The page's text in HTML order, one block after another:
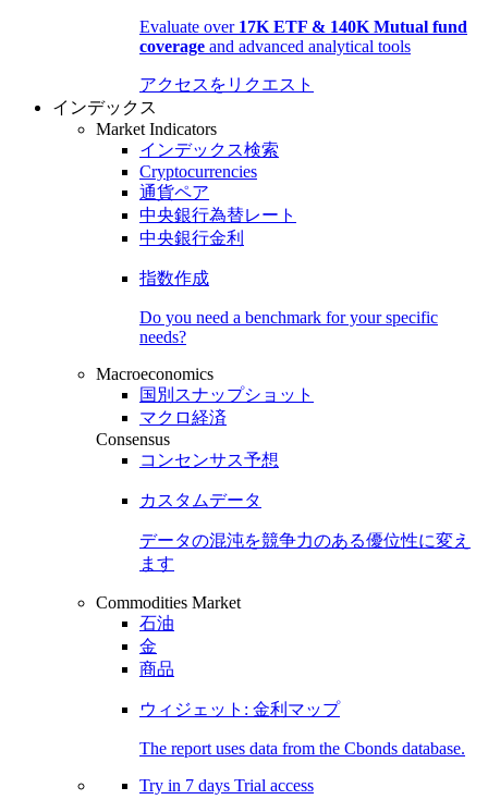
Evaluate over 17K ETF & 140K Mutual fund
coverage and advanced analytical tools
アクセスをリクエスト
インデックス
Market Indicators
インデックス検索
Cryptocurrencies
通貨ペア
中央銀行為替レート
中央銀行金利
指数作成
Do you need a benchmark for your specific
needs?
Macroeconomics
国別スナップショット
マクロ経済
Consensus
コンセンサス予想
カスタムデータ
データの混沌を競争力のある優位性に変え
ます
Commodities Market
石油
金
商品
ウィジェット: 金利マップ
The report uses data from the Cbonds database.
Try in 7 days Trial access